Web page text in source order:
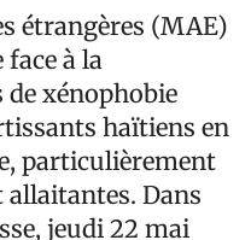
étrangères (MAE)
à la
de xénophobie
haïtiens en
particulièrement
allaitantes. Dans
jeudi 22 mai